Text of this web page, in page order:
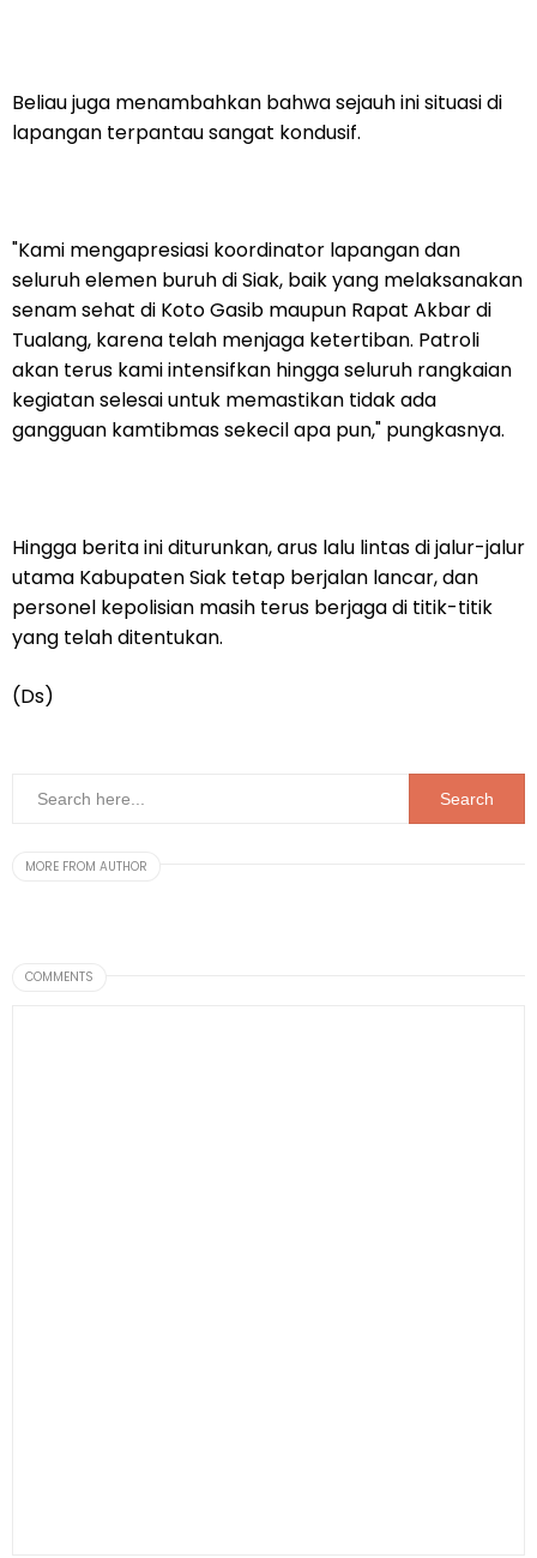
Beliau juga menambahkan bahwa sejauh ini situasi di
lapangan terpantau sangat kondusif.
"Kami mengapresiasi koordinator lapangan dan
seluruh elemen buruh di Siak, baik yang melaksanakan
senam sehat di Koto Gasib maupun Rapat Akbar di
Tualang, karena telah menjaga ketertiban. Patroli
akan terus kami intensifkan hingga seluruh rangkaian
kegiatan selesai untuk memastikan tidak ada
gangguan kamtibmas sekecil apa pun," pungkasnya.
Hingga berita ini diturunkan, arus lalu lintas di jalur-jalur
utama Kabupaten Siak tetap berjalan lancar, dan
personel kepolisian masih terus berjaga di titik-titik
yang telah ditentukan.
(Ds)
MORE FROM AUTHOR
COMMENTS